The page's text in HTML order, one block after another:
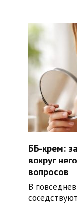
ББ-крем:
вокруг
вопросов
В